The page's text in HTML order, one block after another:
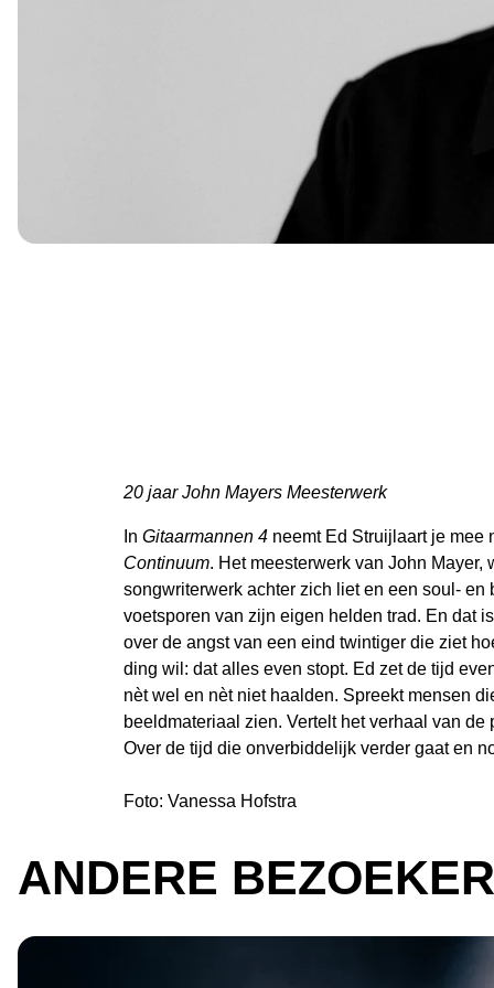
20 jaar John Mayers Meesterwerk
InGitaarmannen 4 neemt Ed Struijlaart je mee
Continuum. Het meesterwerk van John
songwriterwerk achter zich liet en een soul-
voetsporen van zijn eigen helden trad. En dat
over de angst van een eind twintiger die ziet
ding wil: dat alles even stopt. Ed zet de tijd
nèt wel en nèt niet haalden. Spreekt mensen
beeldmateriaal zien. Vertelt het verhaal van
Over de tijd die onverbiddelijk verder gaat en
Foto: Vanessa Hofstra
ANDERE